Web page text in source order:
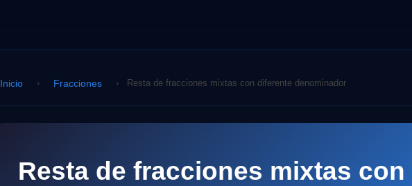
Inicio › Fracciones › Resta de fracciones mixtas con diferente denominador
Resta de fracciones mixtas con